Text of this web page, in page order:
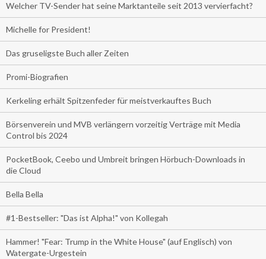
Welcher TV-Sender hat seine Marktanteile seit 2013 vervierfacht?
Michelle for President!
Das gruseligste Buch aller Zeiten
Promi-Biografien
Kerkeling erhält Spitzenfeder für meistverkauftes Buch
Börsenverein und MVB verlängern vorzeitig Verträge mit Media
Control bis 2024
PocketBook, Ceebo und Umbreit bringen Hörbuch-Downloads in
die Cloud
Bella Bella
#1-Bestseller: "Das ist Alpha!" von Kollegah
Hammer! "Fear: Trump in the White House" (auf Englisch) von
Watergate-Urgestein